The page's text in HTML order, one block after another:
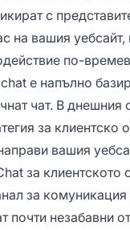
с
на вашия
по-
е напълно
чат. В
за
вашия
за клиентското
за
почти незабавни